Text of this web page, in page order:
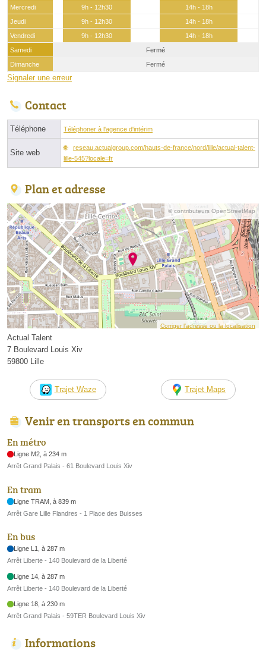
Mercredi
9h - 12h30
14h - 18h
Jeudi
9h - 12h30
14h - 18h
Vendredi
9h - 12h30
14h - 18h
Samedi
Fermé
Dimanche
Fermé
Signaler une erreur
Contact
Téléphone Téléphoner à l'agence d'intérim
Site web
reseau.actualgroup.com/hauts-de-france/nord/lille/actual-talent-
lille-545?locale=fr
Plan et adresse
© contributeurs OpenStreetMap
Corriger l’adresse ou la localisation
Actual Talent
7 Boulevard Louis Xiv
59800 Lille
Trajet Waze Trajet Maps
Venir en transports en commun
En métro
Ligne M2, à 234 m
Arrêt Grand Palais - 61 Boulevard Louis Xiv
En tram
Ligne TRAM, à 839 m
Arrêt Gare Lille Flandres - 1 Place des Buisses
En bus
Ligne L1, à 287 m
Arrêt Liberte - 140 Boulevard de la Liberté
Ligne 14, à 287 m
Arrêt Liberte - 140 Boulevard de la Liberté
Ligne 18, à 230 m
Arrêt Grand Palais - 59TER Boulevard Louis Xiv
Informations